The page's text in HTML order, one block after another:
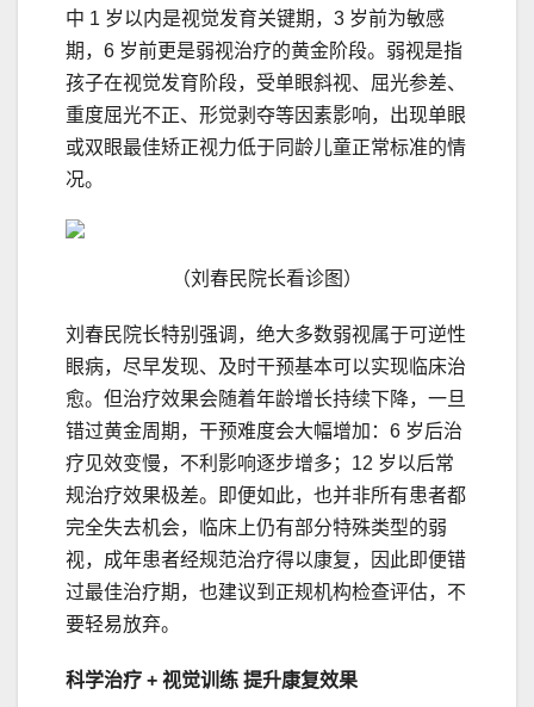
中 1 岁以内是视觉发育关键期，3 岁前为敏感
期，6 岁前更是弱视治疗的黄金阶段。弱视是指
孩子在视觉发育阶段，受单眼斜视、屈光参差、
重度屈光不正、形觉剥夺等因素影响，出现单眼
或双眼最佳矫正视力低于同龄儿童正常标准的情
况。
（刘春民院长看诊图）
刘春民院长特别强调，绝大多数弱视属于可逆性
眼病，尽早发现、及时干预基本可以实现临床治
愈。但治疗效果会随着年龄增长持续下降，一旦
错过黄金周期，干预难度会大幅增加：6 岁后治
疗见效变慢，不利影响逐步增多；12 岁以后常
规治疗效果极差。即便如此，也并非所有患者都
完全失去机会，临床上仍有部分特殊类型的弱
视，成年患者经规范治疗得以康复，因此即便错
过最佳治疗期，也建议到正规机构检查评估，不
要轻易放弃。
科学治疗 + 视觉训练 提升康复效果